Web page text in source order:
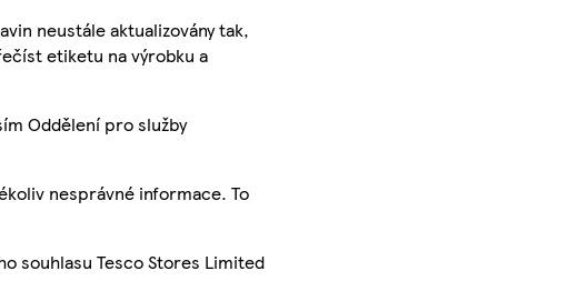
neustále aktualizovány tak,
etiketu na výrobku a
Oddělení pro služby
nesprávné informace. To
souhlasu Tesco Stores Limited